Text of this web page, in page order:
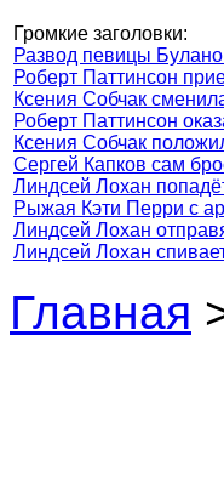
Громкие заголовки:
Развод певицы
Роберт Паттинсон
Ксения Собчак
Роберт Паттинсон
Ксения Собчак
Сергей Капков сам
Линдсей Лохан
Рыжая Кэти Перри с
Линдсей Лохан
Линдсей Лохан
Главная